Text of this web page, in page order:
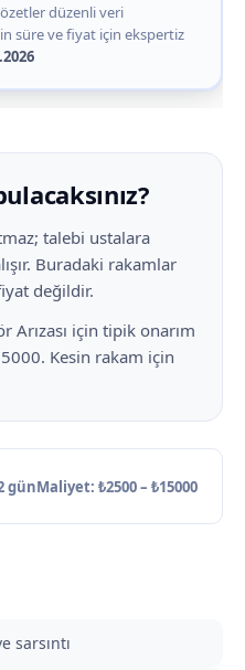
düzenli veri
süre ve fiyat için ekspertiz
talebi ustalara
Buradaki rakamlar
değildir.
Arızası için tipik onarım
Kesin rakam için
günMaliyet: ₺2500 – ₺15000
sarsıntı